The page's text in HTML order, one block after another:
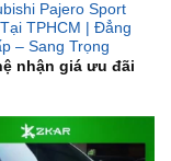
nhận giá ưu đãi